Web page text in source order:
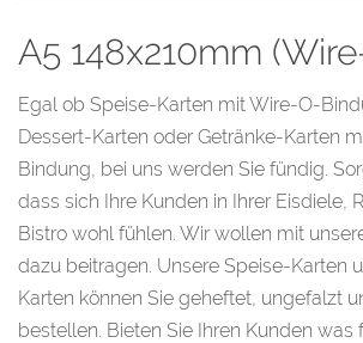
A5 148x210mm
Egal ob Speise-Karten mit Wire-O-
Dessert-Karten oder Getränke-Karten
Bindung, bei uns werden Sie fündig.
dass sich Ihre Kunden in Ihrer Eisdiele,
Bistro wohl fühlen. Wir wollen mit
dazu beitragen. Unsere Speise-Karten
Karten können Sie geheftet, ungefalzt
bestellen. Bieten Sie Ihren Kunden was